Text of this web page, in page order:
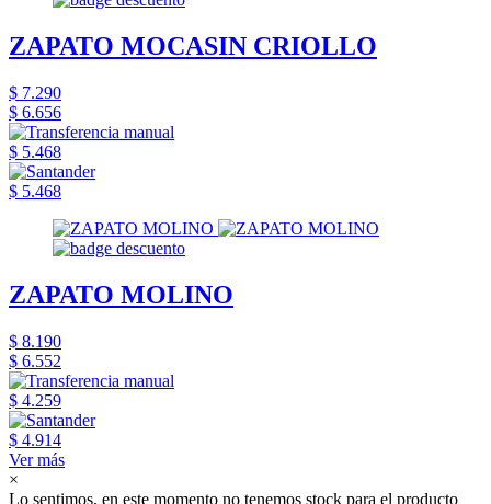
ZAPATO MOCASIN CRIOLLO
$ 7.290
$ 6.656
$ 5.468
$ 5.468
ZAPATO MOLINO
$ 8.190
$ 6.552
$ 4.259
$ 4.914
Ver más
×
Lo sentimos, en este momento no tenemos stock para el producto